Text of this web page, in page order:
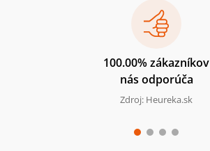
100.00% zákazníkov
nás odporúča
Zdroj: Heureka.sk